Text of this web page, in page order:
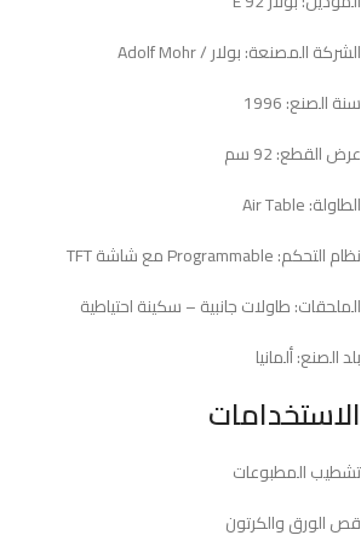
الشركة المصنعة: بولار / Adolf Mohr
سنة الصنع: 1996
عرض القطع: 92 سم
الطاولة: Air Table
نظام التحكم: Programmable مع شاشة TFT
الملحقات: طاولات جانبية – سكينة احتياطية
بلد الصنع: ألمانيا
الاستخدامات
تشطيب المطبوعات
قص الورق والكرتون